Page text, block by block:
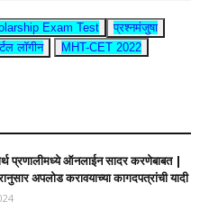
Exam Test
प्रश्नमंजुषा
लॉगीन
MHT-CET 2022
प्रणालीमध्ये ऑनलाईन सादर करणेबाबत |
अपलोड करावयाच्या कागदपत्रांची यादी